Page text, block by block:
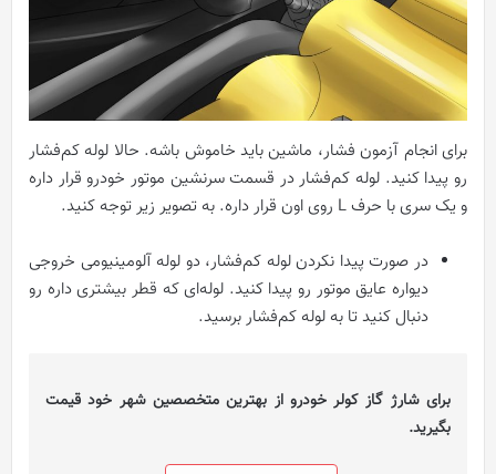
برای انجام آزمون فشار، ماشین باید خاموش باشه. حالا لوله کم‌فشار
رو پیدا کنید. لوله کم‌فشار در قسمت سرنشین موتور خودرو قرار داره
و یک سری با حرف L روی اون قرار داره. به تصویر زیر توجه کنید.
در صورت پیدا نکردن لوله کم‌فشار، دو لوله آلومینیومی خروجی
دیواره عایق موتور رو پیدا کنید. لوله‌ای که قطر بیشتری داره رو
دنبال کنید تا به لوله کم‌فشار برسید.
برای شارژ گاز کولر خودرو از بهترین متخصصین شهر خود قیمت
بگیرید.